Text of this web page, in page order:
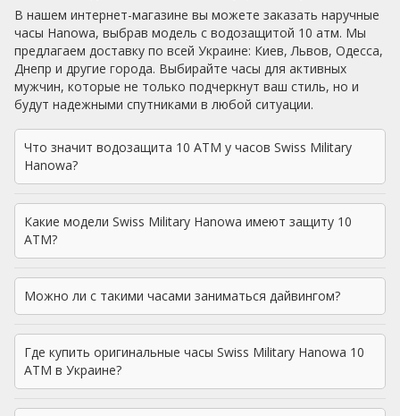
В нашем интернет-магазине вы можете заказать наручные
часы Hanowa, выбрав модель с водозащитой 10 атм. Мы
предлагаем доставку по всей Украине: Киев, Львов, Одесса,
Днепр и другие города. Выбирайте часы для активных
мужчин, которые не только подчеркнут ваш стиль, но и
будут надежными спутниками в любой ситуации.
Что значит водозащита 10 ATM у часов Swiss Military
Hanowa?
Какие модели Swiss Military Hanowa имеют защиту 10
ATM?
Можно ли с такими часами заниматься дайвингом?
Где купить оригинальные часы Swiss Military Hanowa 10
ATM в Украине?